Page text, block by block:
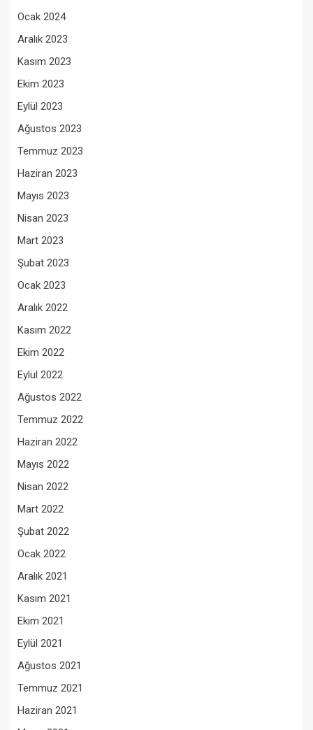
Ocak 2024
Aralık 2023
Kasım 2023
Ekim 2023
Eylül 2023
Ağustos 2023
Temmuz 2023
Haziran 2023
Mayıs 2023
Nisan 2023
Mart 2023
Şubat 2023
Ocak 2023
Aralık 2022
Kasım 2022
Ekim 2022
Eylül 2022
Ağustos 2022
Temmuz 2022
Haziran 2022
Mayıs 2022
Nisan 2022
Mart 2022
Şubat 2022
Ocak 2022
Aralık 2021
Kasım 2021
Ekim 2021
Eylül 2021
Ağustos 2021
Temmuz 2021
Haziran 2021